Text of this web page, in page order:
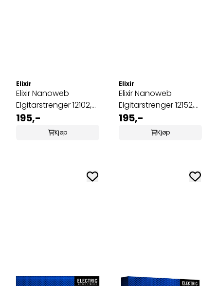
Elixir
Elixir Nanoweb
Elgitarstrenger 12102,
Medium, 011-049
195,-
Kjøp
Elixir
Elixir Nanoweb
Elgitarstrenger 12152,
Heavy, 012-052
195,-
Kjøp